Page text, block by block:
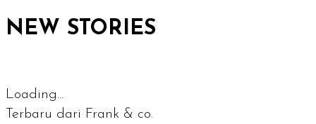
NEW STORIES
Loading...
Terbaru dari Frank & co.